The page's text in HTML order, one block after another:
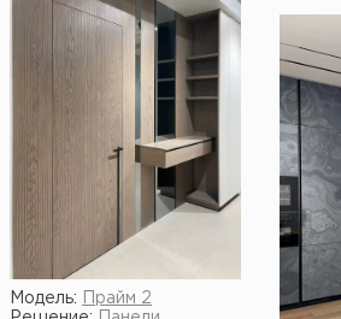
Модель:
Прайм 2